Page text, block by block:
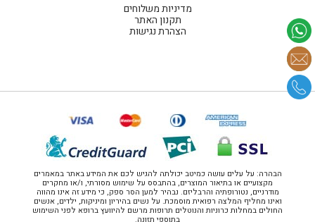
מדיניות משלוחים
תקנון האתר
הצהרת נגישות
הבהרה: על עלים עושה כמיטב יכולתה להגיש לכם את המידע באתר במאמרים
מקצועיים או בתיאור המוצרים, בהתבסס על שימוש מסורתי, ו/או מחקרים
מודרניים, נטורופתיה והרבליזם. נבהיר למען הסר ספק, כי מידע זה אינו מהווה
ואינו מחליף המלצה רפואית מוסמכת. על נשים בהיריון ומיניקות, ילדים, אנשים
החולים במחלות כרוניות והנוטלים תרופות מרשם להיוועץ ברופא לפני השימוש
בתוספי תזונה.